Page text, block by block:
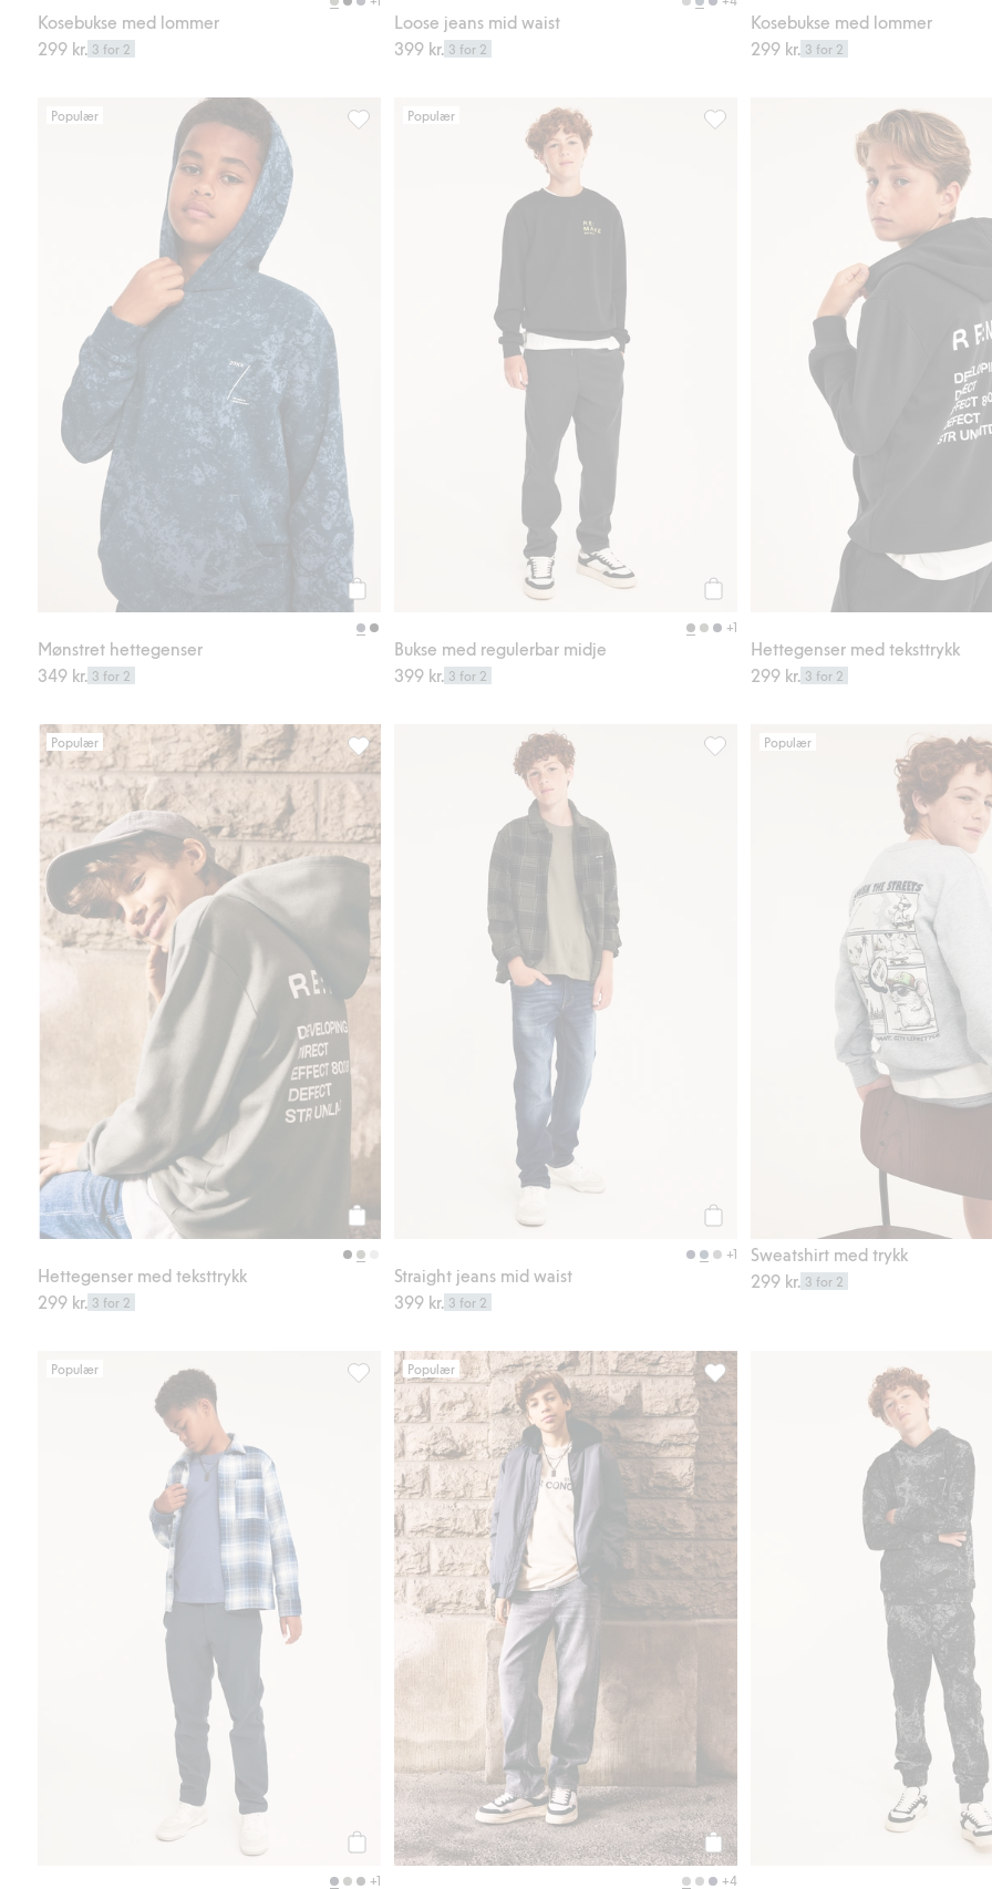
Kosebukse med lommer
299 kr. 3 for 2
Loose jeans mid waist
399 kr. 3 for 2
Kosebukse med lommer
299 kr. 3 for 2
Populær
Legg til
Mønstret hettegenser
349 kr. 3 for 2
Mønstret hettegenser, Legg til i favoriter
Populær
+1
Bukse med regulerbar midje
399 kr. 3 for 2
Bukse med regulerbar midje, Legg til i
Hettegenser med teksttrykk
299 kr. 3 for 2
Populær
Legg til
Hettegenser med teksttrykk
299 kr. 3 for 2
Hettegenser med teksttrykk, Legg til i favoriter
+1
Straight jeans mid waist
399 kr. 3 for 2
Straight jeans mid waist, Legg til i
Populær
Sweatshirt med trykk
299 kr. 3 for 2
Populær
Legg til
+1
Bukser med justerbar midje, Legg til i favoriter
Populær
Legg til
+4
Loose jeans mid waist, Legg til i